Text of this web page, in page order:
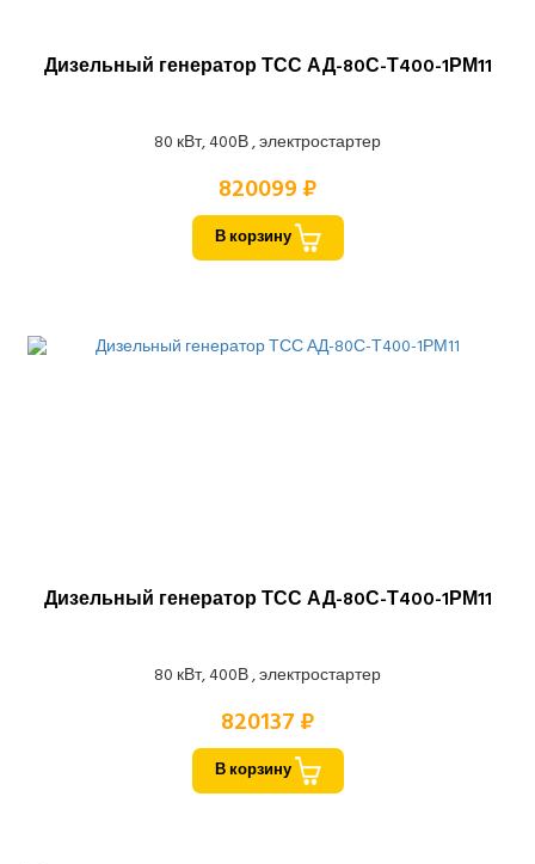
Дизельный генератор ТСС АД-80С-Т400-1РМ11
80 кВт, 400В , электростартер
820099 ₽
В корзину
Дизельный генератор ТСС АД-80С-Т400-1РМ11
80 кВт, 400В , электростартер
820137 ₽
В корзину